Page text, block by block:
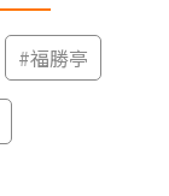
#福勝亭